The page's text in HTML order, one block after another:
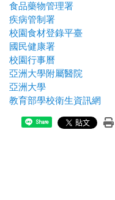
食品藥物管理署
疾病管制署
校園食材登錄平臺
國民健康署
校園行事曆
亞洲大學附屬醫院
亞洲大學
教育部學校衛生資訊網
Share